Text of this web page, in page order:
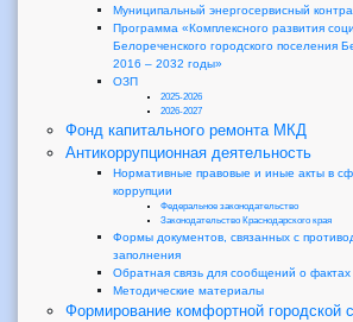
Муниципальный энергосервисный
Программа «Комплексного развития
Белореченского городского поселения
2016 – 2032 годы»
ОЗП
2025-2026
2026-2027
Фонд капитального ремонта МКД
Антикоррупционная деятельность
Нормативные правовые и иные акты в
коррупции
Федеральное законодательство
Законодательство Краснодарского края
Формы документов, связанных с
заполнения
Обратная связь для сообщений о фактах
Методические материалы
Формирование комфортной городской